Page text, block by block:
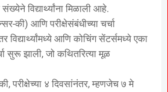
विद्यार्थ्यांना मिळाली आहे.
की) आणि परीक्षेसंबंधीच्या चर्चा
आणि कोचिंग सेंटर्समध्ये एका
सुरू झाली, जो कथितरित्या मूळ
परीक्षेच्या ४ दिवसांनंतर, म्हणजेच ७ मे